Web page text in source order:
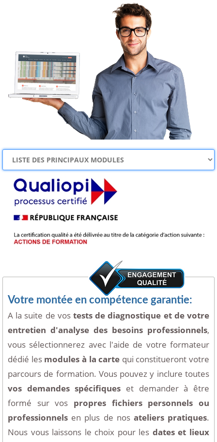
Votre montée en compétence garantie:
A la suite de vos tests de diagnostique et de votre
entretien d'analyse des besoins professionnels,
vous sélectionnerez avec l'aide de votre formateur
dédié les modules à la carte qui constitueront votre
parcours de formation. Vous pouvez y inclure toutes
vos demandes spécifiques et demander à être
formé sur vos propres fichiers personnels ou
professionnels en plus de nos ateliers pratiques.
Nous vous laissons le choix pour les dates et lieux